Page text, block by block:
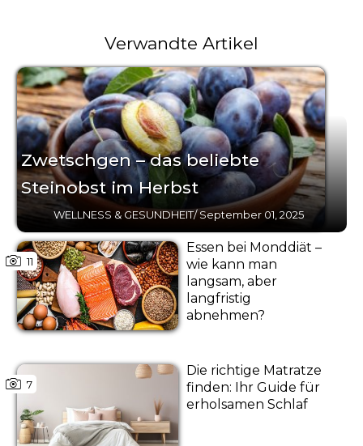
Verwandte Artikel
Zwetschgen – das beliebte
Steinobst im Herbst
WELLNESS & GESUNDHEIT/September 01, 2025
11
Essen bei Monddiät –
wie kann man
langsam, aber
langfristig
abnehmen?
7
Die richtige Matratze
finden: Ihr Guide für
erholsamen Schlaf